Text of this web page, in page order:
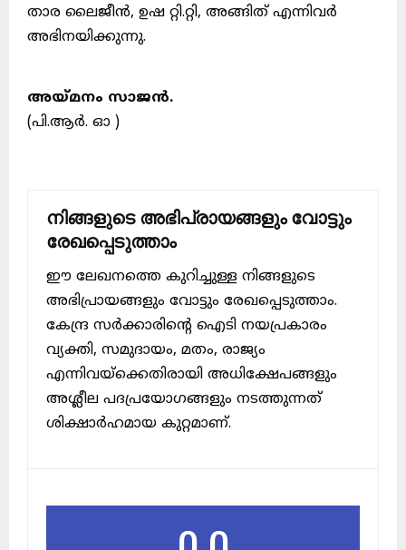
താര ലൈജീൻ, ഉഷ റ്റി.റ്റി, അങ്ങിത് എന്നിവർ
അഭിനയിക്കുന്നു.
അയ്മനം സാജൻ.
(പി.ആർ. ഓ )
നിങ്ങളുടെ അഭിപ്രായങ്ങളും വോട്ടും
രേഖപ്പെടുത്താം
ഈ ലേഖനത്തെ കുറിച്ചുള്ള നിങ്ങളുടെ
അഭിപ്രായങ്ങളും വോട്ടും രേഖപ്പെടുത്താം.
കേന്ദ്ര സർക്കാരിന്റെ ഐടി നയപ്രകാരം
വ്യക്തി, സമുദായം, മതം, രാജ്യം
എന്നിവയ്ക്കെതിരായി അധിക്ഷേപങ്ങളും
അശ്ലീല പദപ്രയോഗങ്ങളും നടത്തുന്നത്
ശിക്ഷാർഹമായ കുറ്റമാണ്.